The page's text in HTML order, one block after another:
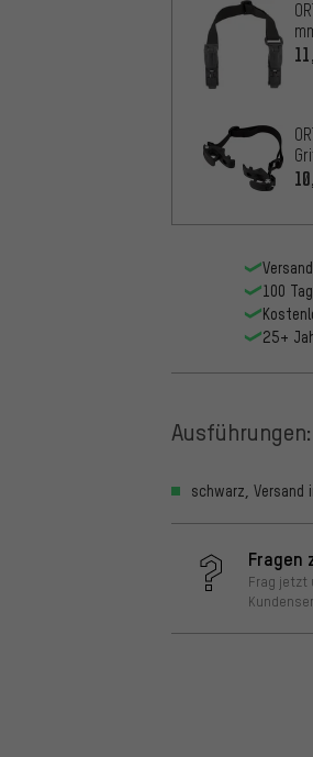
100
25+
Ausführungen:
schwarz, Versand
Fragen
Frag jetzt